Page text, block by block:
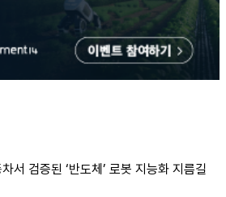
서 검증된 ‘반도체’ 로봇 지능화 지름길